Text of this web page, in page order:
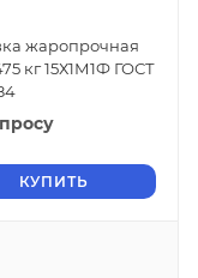
жаропрочная
кг 15Х1М1Ф ГОСТ
КУПИТЬ